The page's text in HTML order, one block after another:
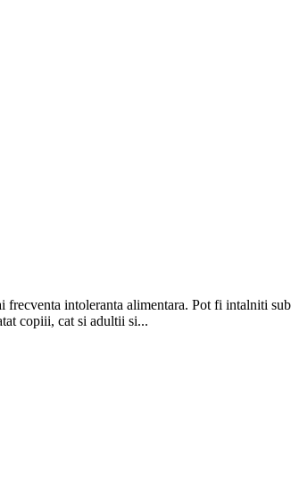
intoleranta alimentara. Pot fi intalniti
copiii, cat si adultii si...